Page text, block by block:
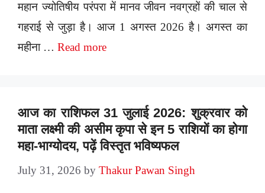
महान ज्योतिषीय परंपरा में मानव जीवन नवग्रहों की चाल से
गहराई से जुड़ा है। आज 1 अगस्त 2026 है। अगस्त का
महीना … Read more
आज का राशिफल 31 जुलाई 2026: शुक्रवार को
माता लक्ष्मी की असीम कृपा से इन 5 राशियों का होगा
महा-भाग्योदय, पढ़ें विस्तृत भविष्यफल
July 31, 2026 by Thakur Pawan Singh